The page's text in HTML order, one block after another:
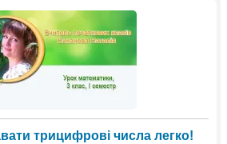
трицифрові числа легко!